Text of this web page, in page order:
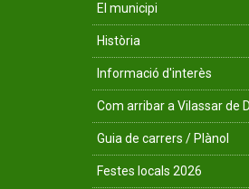
El municipi
Història
Informació d'interès
Com arribar a Vilassar de
Guia de carrers / Plànol
Festes locals 2026